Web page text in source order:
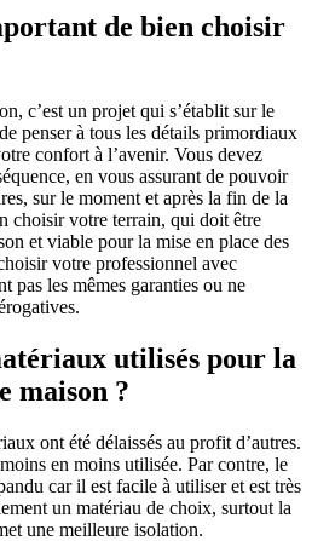
de bien choisir
c’est un projet qui s’établit sur le
penser à tous les détails primordiaux
confort à l’avenir. Vous devez
en vous assurant de pouvoir
sur le moment et après la fin de la
choisir votre terrain, qui doit être
et viable pour la mise en place des
votre professionnel avec
pas les mêmes garanties ou ne
utilisés pour la
maison ?
ont été délaissés au profit d’autres.
en moins utilisée. Par contre, le
car il est facile à utiliser et est très
un matériau de choix, surtout la
une meilleure isolation.